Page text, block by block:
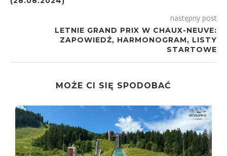
następny post
LETNIE GRAND PRIX W CHAUX-NEUVE:
ZAPOWIEDŹ, HARMONOGRAM, LISTY
STARTOWE
MOŻE CI SIĘ SPODOBAĆ